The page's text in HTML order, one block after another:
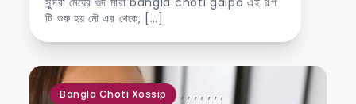
টি শুরু হয় মৌ এর থেকে, […]
Bangla Choti Xossip ,, ,, , ,,